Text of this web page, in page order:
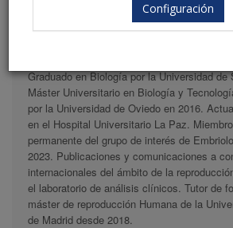
Configuración
Graduado en Biología por la Universidad de
Máster Universitario en Biología y
por la Universidad de Oviedo en 2016.
en el Hospital Universitario La Paz.
permanente del grupo de interés de
2023. Publicaciones y comunicaciones a
internacionales del ámbito de la
el laboratorio de análisis clínicos. Tutor de
máster de reproducción Humana de la
de Madrid desde 2018.